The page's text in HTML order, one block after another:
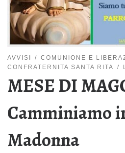
AVVISI
COMUNIONE E
CONFRATERNITA SANTA RITA
MESE DI
Camminiamo
Madonna